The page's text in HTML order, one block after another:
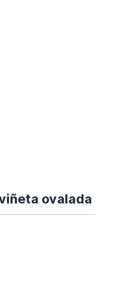
ovalada